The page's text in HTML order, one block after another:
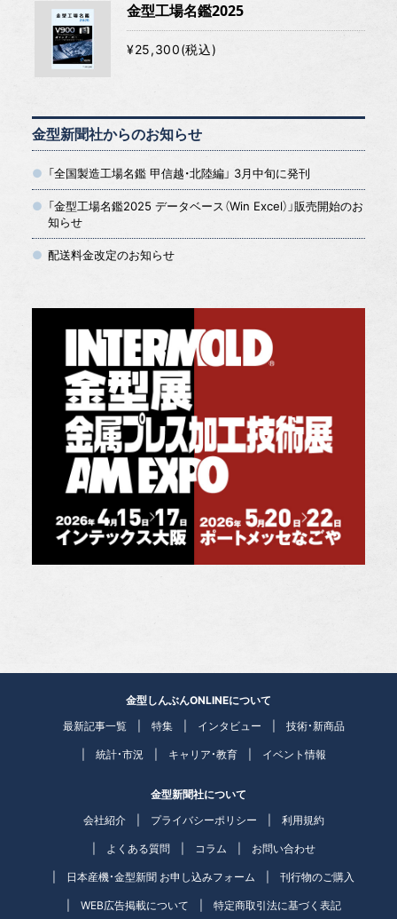
金型工場名鑑2025
¥25,300(税込)
金型新聞社からのお知らせ
「全国製造工場名鑑 甲信越・北陸編」 3月中旬に発刊
「金型工場名鑑2025 データベース（Win Excel）」販売開始のお
知らせ
配送料金改定のお知らせ
金型しんぶんONLINEについて
最新記事一覧
特集 インタビュー 技術・新商品
統計・市況 キャリア・教育 イベント情報
金型新聞社について
会社紹介
プライバシーポリシー 利用規約
よくある質問 コラム お問い合わせ
日本産機・金型新聞 お申し込みフォーム 刊行物のご購入
WEB広告掲載について 特定商取引法に基づく表記